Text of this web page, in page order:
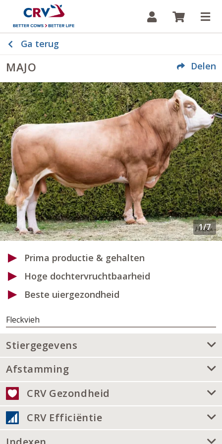
Inloggen
Ga terug
MAJO Delen
Prima productie & gehalten
Hoge dochtervruchtbaarheid
Beste uiergezondheid
Fleckvieh
Stiergegevens
Afstamming
CRV Gezondheid
CRV Efficiëntie